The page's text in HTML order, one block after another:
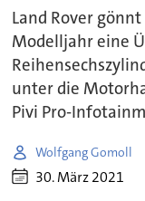
Land Rover
Modelljahr eine
unter die
Pivi Pro-
Wolfgang Gomoll
30. März 2021